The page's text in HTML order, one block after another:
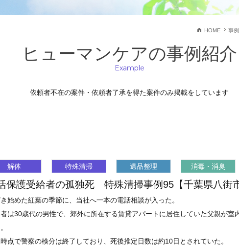
HOME 事
ヒューマンケアの事例紹介
Example
依頼者不在の案件・依頼者了承を得た案件のみ掲載をしています
解体 特殊清掃 遺品整理 消毒・消臭
保護受給者の孤独死 特殊清掃事例95【千葉県八街
始めた紅葉の季節に、当社へ一本の電話相談が入った。
は30歳代の男性で、郊外に所在する賃貸アパートに居住していた父親が
点で警察の検分は終了しており、死後推定日数は約10日とされていた。